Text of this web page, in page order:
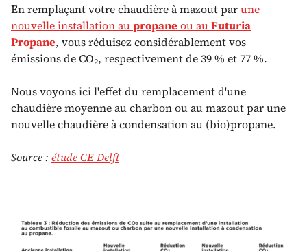
En remplaçant votre chaudière à mazout parune
nouvelle installation aupropane ou auFuturia
Propane, vous réduisez considérablement vos
émissions de CO2, respectivement de 39 % et 77 %.
Nous voyons ici l'effet du remplacement d'une
chaudière moyenne au charbon ou au mazout par une
nouvelle chaudière à condensation au (bio)propane.
Source : étude CE Delft